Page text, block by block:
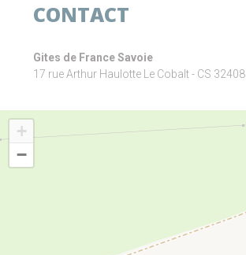
CONTACT
Gites de France Savoie
17 rue Arthur Haulotte Le Cobalt - CS 32408
+
−